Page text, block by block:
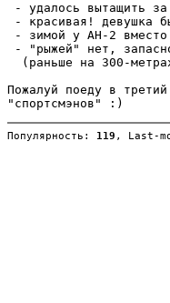
- удалось вытащить
- красивая! девушка
- зимой у АН-2 вместо
- "рыжей" нет,
(раньше на 300-
Пожалуй поеду в
Популярность: 119